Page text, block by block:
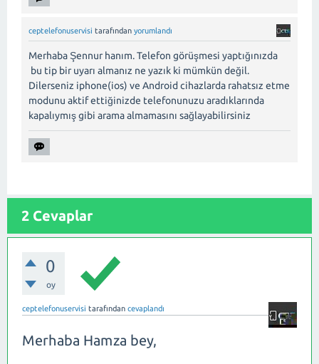
ceptelefonuservisi tarafından yorumlandı
Merhaba Şennur hanım. Telefon görüşmesi yaptığınızda
bu tip bir uyarı almanız ne yazık ki mümkün değil.
Dilerseniz iphone(ios) ve Android cihazlarda rahatsız etme
modunu aktif ettiğinizde telefonunuzu aradıklarında
kapalıymış gibi arama almamasını sağlayabilirsiniz
2 Cevaplar
0
oy
ceptelefonuservisi tarafından cevaplandı
Merhaba Hamza bey,